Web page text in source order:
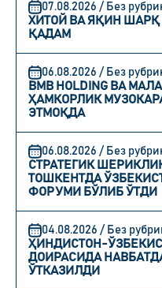
07.08.2026 / Без
ХИТОЙ ВА ЯҚИН ШАРҚ
ҚАДАМ
06.08.2026 / Без
BMB HOLDING ВА
ҲАМКОРЛИК
ЭТМОҚДА
06.08.2026 / Без
СТРАТЕГИК
ТОШКЕНТДА
ФОРУМИ БЎЛИБ ЎТДИ
04.08.2026 / Без
ҲИНДИСТОН-
ДОИРАСИДА
ЎТКАЗИЛДИ